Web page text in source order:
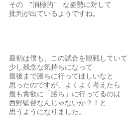
その ”消極的” な姿勢に対して
批判が出ているようですね。
最初は僕も、この試合を観戦していて
少し残念な気持ちになって
最後まで勝ちに行ってほしいなと
思ったのですが、よくよく考えたら
最も貪欲に「勝ち」に行ってるのは
西野監督なんじゃないか？！と
思うようになりました。